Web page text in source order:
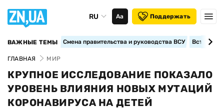
RU Аа Поддержать
ВАЖНЫЕ ТЕМЫ Смена правительства и руководства ВСУ
ГЛАВНАЯ МИР
КРУПНОЕ ИССЛЕДОВАНИЕ ПОКАЗАЛО
УРОВЕНЬ ВЛИЯНИЯ НОВЫХ МУТАЦИЙ
КОРОНАВИРУСА НА ДЕТЕЙ